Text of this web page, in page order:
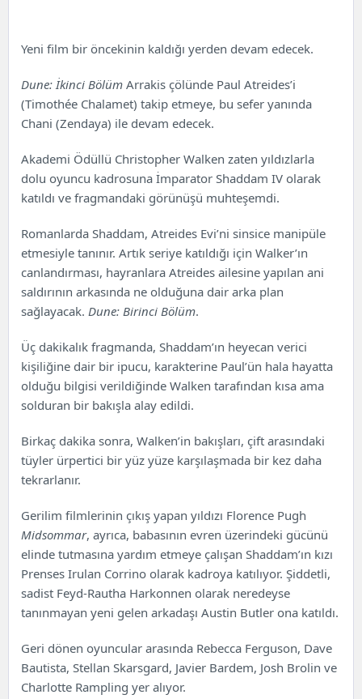
Yeni film bir öncekinin kaldığı yerden devam edecek.
Dune: İkinci Bölüm Arrakis çölünde Paul Atreides’i
(Timothée Chalamet) takip etmeye, bu sefer yanında
Chani (Zendaya) ile devam edecek.
Akademi Ödüllü Christopher Walken zaten yıldızlarla
dolu oyuncu kadrosuna İmparator Shaddam IV olarak
katıldı ve fragmandaki görünüşü muhteşemdi.
Romanlarda Shaddam, Atreides Evi’ni sinsice manipüle
etmesiyle tanınır. Artık seriye katıldığı için Walker’ın
canlandırması, hayranlara Atreides ailesine yapılan ani
saldırının arkasında ne olduğuna dair arka plan
sağlayacak. Dune: Birinci Bölüm.
Üç dakikalık fragmanda, Shaddam’ın heyecan verici
kişiliğine dair bir ipucu, karakterine Paul’ün hala hayatta
olduğu bilgisi verildiğinde Walken tarafından kısa ama
solduran bir bakışla alay edildi.
Birkaç dakika sonra, Walken’in bakışları, çift arasındaki
tüyler ürpertici bir yüz yüze karşılaşmada bir kez daha
tekrarlanır.
Gerilim filmlerinin çıkış yapan yıldızı Florence Pugh
Midsommar, ayrıca, babasının evren üzerindeki gücünü
elinde tutmasına yardım etmeye çalışan Shaddam’ın kızı
Prenses Irulan Corrino olarak kadroya katılıyor. Şiddetli,
sadist Feyd-Rautha Harkonnen olarak neredeyse
tanınmayan yeni gelen arkadaşı Austin Butler ona katıldı.
Geri dönen oyuncular arasında Rebecca Ferguson, Dave
Bautista, Stellan Skarsgard, Javier Bardem, Josh Brolin ve
Charlotte Rampling yer alıyor.